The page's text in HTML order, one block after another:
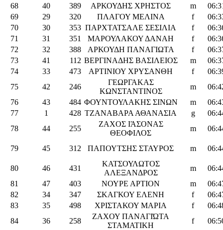
68 40 389 ΑΡΚΟΥΔΗΣ ΧΡΗΣΤΟΣ m
69
29 320 ΠΛΑΓΟΥ ΜΕΛΙΝΑ f
70
30 353 ΠΑΡΧΤΑΤΣΑΛΕ ΣΕΣΙΛΙΑ f
71
31 351 ΜΑΡΟΥΛΑΚΟΥ ΔΑΝΑΗ f
72
32 388 ΑΡΚΟΥΔΗ ΠΑΝΑΓΙΩΤΑ f
73
41 112 ΒΕΡΓΙΝΑΔΗΣ ΒΑΣΙΛΕΙΟΣ m
74
33 473 ΑΡΤΙΝΙΟΥ ΧΡΥΣΑΝΘΗ f
75
42 246
ΓΕΩΡΓΑΚΑΣ
ΚΩΝΣΤΑΝΤΙΝΟΣ
m
76
43 484 ΦΟΥΝΤΟΥΛΑΚΗΣ ΣΙΝΩΝ m
77
1 428 ΤΖΑΝΑΒΑΡΑ ΑΘΑΝΑΣΙΑ g
78
44 255
ΖΑΧΟΣ ΙΆΣΟΝΑΣ
ΘΕΟΦΙΛΟΣ
m
79 45 312 ΠΑΠΟΥΤΣΗΣ ΣΤΑΥΡΟΣ m
80 46 431
ΚΑΤΣΟΥΛΩΤΟΣ
ΑΛΕΞΑΝΔΡΟΣ
m
81
47 403 ΝΟΥΡΕ ΑΡΤΙΟΝ m
82
34 347 ΣΚΑΓΚΟΥ ΕΛΕΝΗ f
83
35 498 ΧΡΙΣΤΑΚΟΥ ΜΑΡΙΑ f
84
36 258
ΖΑΧΟΥ ΠΑΝΑΓΙΏΤΑ
ΣΤΑΜΑΤΙΚΗ
f